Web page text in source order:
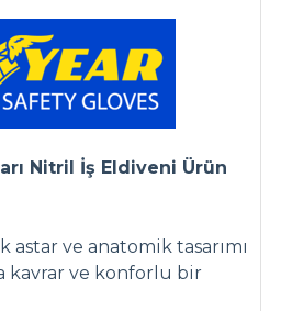
Nitril İş Eldiveni Ürün
ve anatomik tasarımı
kavrar ve konforlu bir